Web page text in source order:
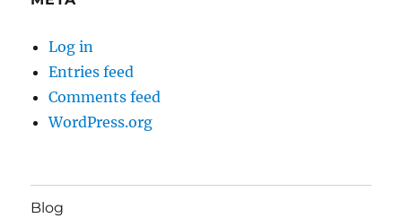
Log in
Entries feed
Comments feed
WordPress.org
Blog